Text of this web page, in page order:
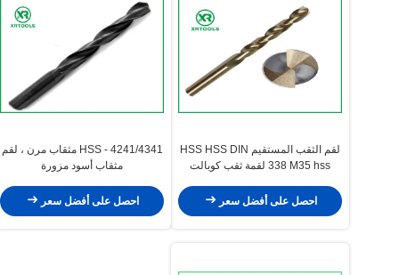
لقم الثقب المستقيم HSS HSS DIN
338 M35 hss لقمة ثقب كوبالت
احصل على أفضل سعر
HSS - 4241/4341 مثقاب مرن ، لقم
مثقاب أسود مزورة
احصل على أفضل سعر